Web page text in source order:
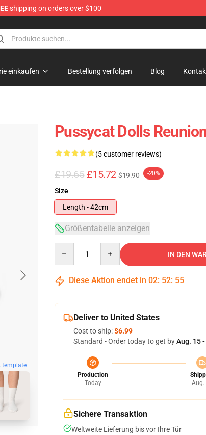
shipping on orders over $100
einkaufen Bestellung verfolgen Blog
template
Pussycat Dolls
(5 customer reviews)
£19.65 £15.72 $19.90 -20%
Size
Length - 42cm
Größentabelle anzeigen
IN DEN
Diese Aktion endet in 02: 52: 54
Deliver to United States
Cost to ship:$6.99
Standard - Order today to get byAug. 15
Production
Today
Aug.
Sichere Transaktion
Weltweite Lieferung bis vor Ihre Tür